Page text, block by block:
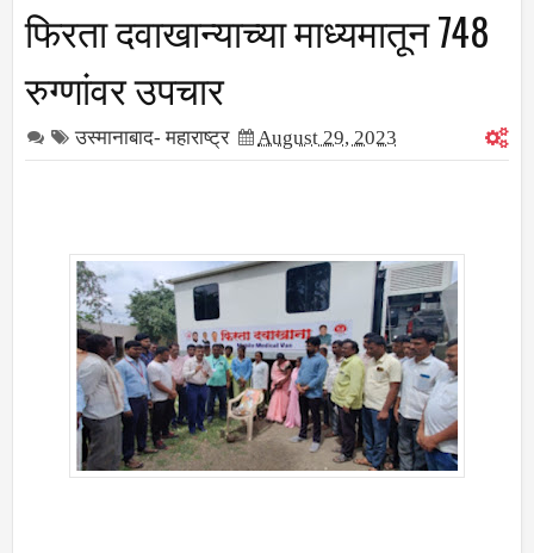
फिरता दवाखान्याच्या माध्यमातून 748
रुग्णांवर उपचार
उस्मानाबाद- महाराष्ट्र August 29, 2023